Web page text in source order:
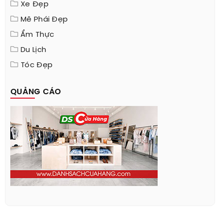
Xe Đẹp
Mê Phái Đẹp
Ẩm Thực
Du Lịch
Tóc Đẹp
QUẢNG CÁO